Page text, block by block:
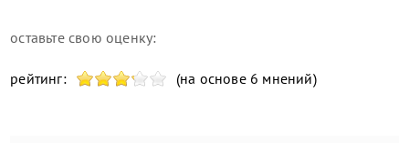
оставьте свою оценку:
рейтинг: (на основе 6 мнений)